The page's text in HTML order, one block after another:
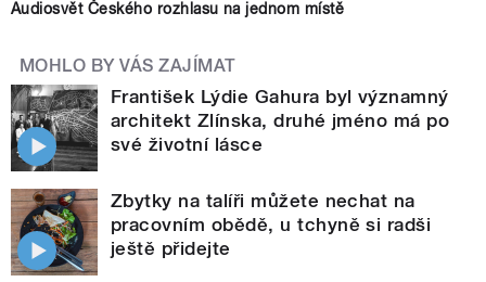
Audiosvět Českého rozhlasu na jednom místě
MOHLO BY VÁS ZAJÍMAT
František Lýdie Gahura byl významný
architekt Zlínska, druhé jméno má po
své životní lásce
Zbytky na talíři můžete nechat na
pracovním obědě, u tchyně si radši
ještě přidejte